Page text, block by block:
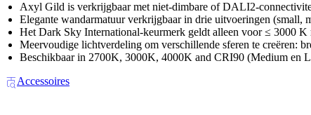
Axyl Gild is verkrijgbaar met niet-dimbare of DALI2-
Elegante wandarmatuur verkrijgbaar in drie uitvoeringen
Het Dark Sky International-keurmerk geldt alleen voor ≤ 3000
Meervoudige lichtverdeling om verschillende sferen te creëren:
Beschikbaar in 2700K, 3000K, 4000K and CRI90 (Medium en
Accessoires